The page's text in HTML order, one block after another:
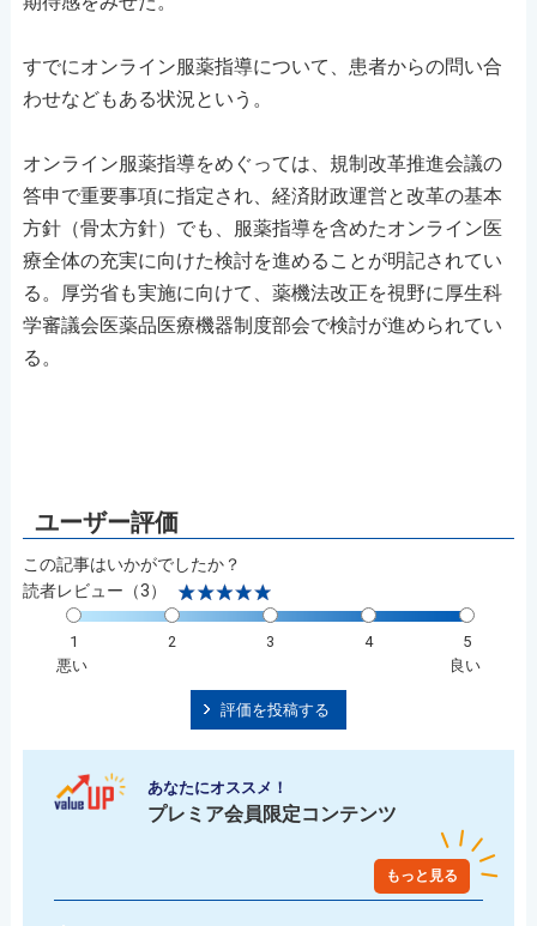
すでにオンライン服薬指導について、患者からの問い合
わせなどもある状況という。
オンライン服薬指導をめぐっては、規制改革推進会議の
答申で重要事項に指定され、経済財政運営と改革の基本
方針（骨太方針）でも、服薬指導を含めたオンライン医
療全体の充実に向けた検討を進めることが明記されてい
る。厚労省も実施に向けて、薬機法改正を視野に厚生科
学審議会医薬品医療機器制度部会で検討が進められてい
る。
この記事はいかがでしたか？
読者レビュー（3）
1 2 3 4
5
悪い
良い
評価を投稿する
あなたにオススメ！
プレミア会員限定コンテンツ
もっと見る